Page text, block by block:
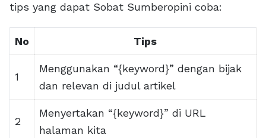
tips yang dapat Sobat Sumberopini coba:
No Tips
1
Menggunakan “{keyword}” dengan bijak
dan relevan di judul artikel
2
Menyertakan “{keyword}” di URL
halaman kita